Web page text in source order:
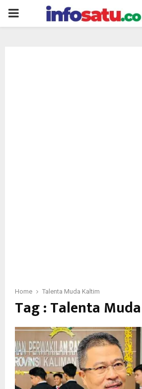
PRIMARY
Home Talenta Muda Kaltim
Tag : Talenta